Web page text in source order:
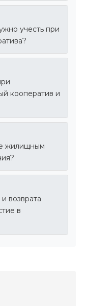
учесть при
кооператив и
жилищным
возврата
в